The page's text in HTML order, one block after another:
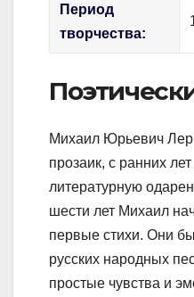
Период
творчества:
Михаил Юрьевич
прозаик, с ранних
литературную
шести лет Михаил
первые стихи. Они
русских народных
простые чувства и